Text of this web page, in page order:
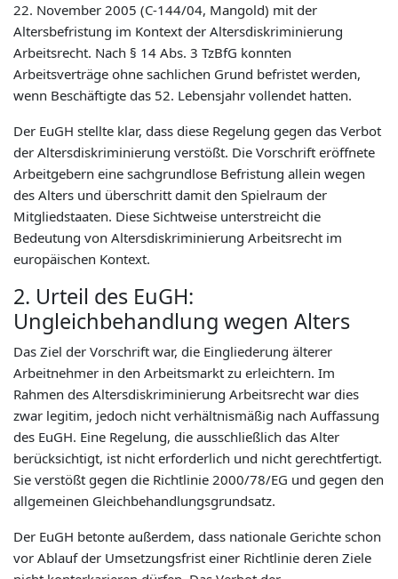
22. November 2005 (C-144/04, Mangold) mit der
Altersbefristung im Kontext der Altersdiskriminierung
Arbeitsrecht. Nach § 14 Abs. 3 TzBfG konnten
Arbeitsverträge ohne sachlichen Grund befristet werden,
wenn Beschäftigte das 52. Lebensjahr vollendet hatten.
Der EuGH stellte klar, dass diese Regelung gegen das Verbot
der Altersdiskriminierung verstößt. Die Vorschrift eröffnete
Arbeitgebern eine sachgrundlose Befristung allein wegen
des Alters und überschritt damit den Spielraum der
Mitgliedstaaten. Diese Sichtweise unterstreicht die
Bedeutung von Altersdiskriminierung Arbeitsrecht im
europäischen Kontext.
2. Urteil des EuGH:
Ungleichbehandlung wegen Alters
Das Ziel der Vorschrift war, die Eingliederung älterer
Arbeitnehmer in den Arbeitsmarkt zu erleichtern. Im
Rahmen des Altersdiskriminierung Arbeitsrecht war dies
zwar legitim, jedoch nicht verhältnismäßig nach Auffassung
des EuGH. Eine Regelung, die ausschließlich das Alter
berücksichtigt, ist nicht erforderlich und nicht gerechtfertigt.
Sie verstößt gegen die Richtlinie 2000/78/EG und gegen den
allgemeinen Gleichbehandlungsgrundsatz.
Der EuGH betonte außerdem, dass nationale Gerichte schon
vor Ablauf der Umsetzungsfrist einer Richtlinie deren Ziele